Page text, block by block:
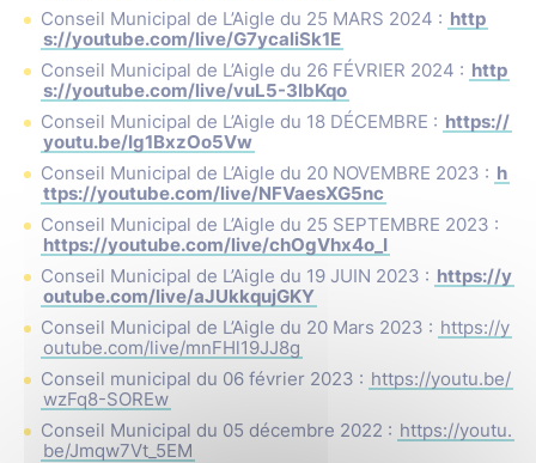
Conseil Municipal de L’Aigle du 25 MARS 2024 : http
s://youtube.com/live/G7ycaliSk1E
Conseil Municipal de L’Aigle du 26 FÉVRIER 2024 : http
s://youtube.com/live/vuL5-3IbKqo
Conseil Municipal de L’Aigle du 18 DÉCEMBRE : https://
youtu.be/Ig1BxzOo5Vw
Conseil Municipal de L’Aigle du 20 NOVEMBRE 2023 : h
ttps://youtube.com/live/NFVaesXG5nc
Conseil Municipal de L’Aigle du 25 SEPTEMBRE 2023 :
https://youtube.com/live/chOgVhx4o_I
Conseil Municipal de L’Aigle du 19 JUIN 2023 : https://y
outube.com/live/aJUkkqujGKY
Conseil Municipal de L’Aigle du 20 Mars 2023 : https://y
outube.com/live/mnFHl19JJ8g
Conseil municipal du 06 février 2023 : https://youtu.be/
wzFq8-SOREw
Conseil Municipal du 05 décembre 2022 : https://youtu.
be/Jmqw7Vt_5EM